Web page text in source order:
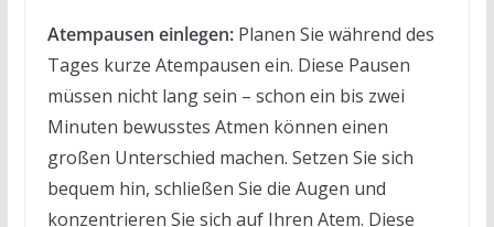
Atempausen einlegen:Planen Sie während des
Tages kurze Atempausen ein. Diese Pausen
müssen nicht lang sein – schon ein bis zwei
Minuten bewusstes Atmen können einen
großen Unterschied machen. Setzen Sie sich
bequem hin, schließen Sie die Augen und
konzentrieren Sie sich auf Ihren Atem. Diese